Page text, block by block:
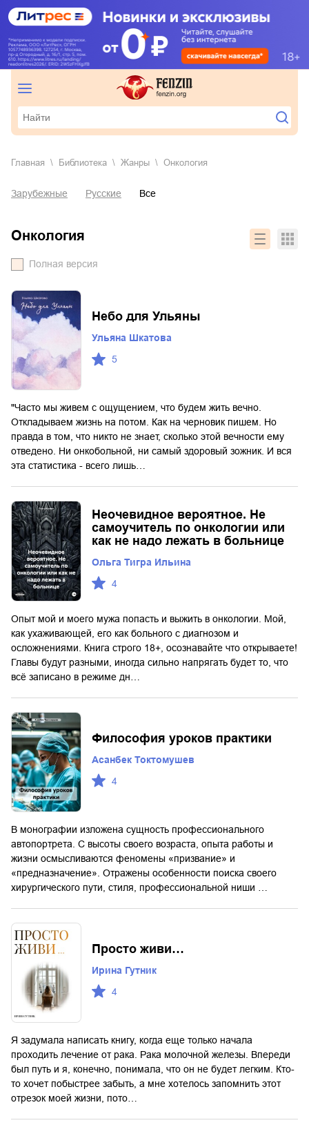
Главная Библиотека Жанры онкология
Зарубежные Русские Все
онкология
Полная версия
Небо для Ульяны
Ульяна Шкатова
5
"Часто мы живем с ощущением, что будем жить вечно.
Откладываем жизнь на потом. Как на черновик пишем. Но
правда в том, что никто не знает, сколько этой вечности ему
отведено. Ни онкобольной, ни самый здоровый зожник. И вся
эта статистика - всего лишь…
Неочевидное вероятное. Не
самоучитель по онкологии или
как не надо лежать в больнице
Ольга Тигра Ильина
4
Опыт мой и моего мужа попасть и выжить в онкологии. Мой,
как ухаживающей, его как больного с диагнозом и
осложнениями. Книга строго 18+, осознавайте что открываете!
Главы будут разными, иногда сильно напрягать будет то, что
всё записано в режиме дн…
Философия уроков практики
Асанбек Токтомушев
4
В монографии изложена сущность профессионального
автопортрета. С высоты своего возраста, опыта работы и
жизни осмысливаются феномены «призвание» и
«предназначение». Отражены особенности поиска своего
хирургического пути, стиля, профессиональной ниши …
Просто живи…
Ирина Гутник
4
Я задумала написать книгу, когда еще только начала
проходить лечение от рака. Рака молочной железы. Впереди
был путь и я, конечно, понимала, что он не будет легким. Кто-
то хочет побыстрее забыть, а мне хотелось запомнить этот
отрезок моей жизни, пото…